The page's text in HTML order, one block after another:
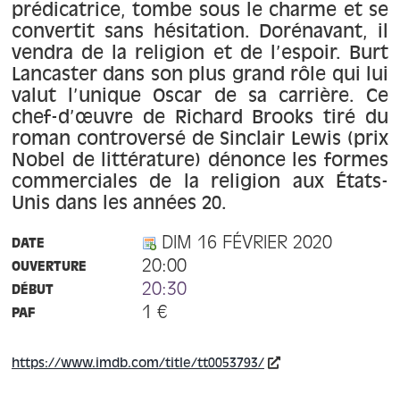
À propos
Contact
prédicatrice, tombe sous le charme et se
convertit sans hésitation. Dorénavant, il
vendra de la religion et de l’espoir. Burt
Lancaster dans son plus grand rôle qui lui
valut l’unique Oscar de sa carrière. Ce
chef-d’œuvre de Richard Brooks tiré du
roman controversé de Sinclair Lewis (prix
Nobel de littérature) dénonce les formes
commerciales de la religion aux États-
Unis dans les années 20.
DATE DIM 16 FÉVRIER 2020
OUVERTURE 20:00
DÉBUT 20:30
PAF 1 €
https://www.imdb.com/title/tt0053793/